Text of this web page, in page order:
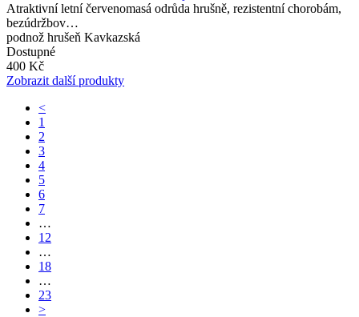
Atraktivní letní červenomasá odrůda hrušně, rezistentní chorobám,
bezúdržbov…
podnož hrušeň Kavkazská
Dostupné
400 Kč
Zobrazit další produkty
<
1
2
3
4
5
6
7
…
12
…
18
…
23
>